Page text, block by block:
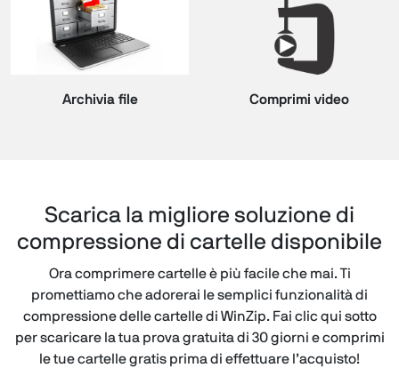
Archivia file Comprimi video
Scarica la migliore soluzione di
compressione di cartelle disponibile
Ora comprimere cartelle è più facile che mai. Ti
promettiamo che adorerai le semplici funzionalità di
compressione delle cartelle di WinZip. Fai clic qui sotto
per scaricare la tua prova gratuita di 30 giorni e comprimi
le tue cartelle gratis prima di effettuare l’acquisto!